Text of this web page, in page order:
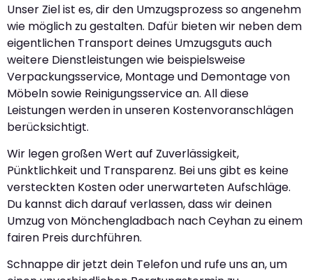
Unser Ziel ist es, dir den Umzugsprozess so angenehm
wie möglich zu gestalten. Dafür bieten wir neben dem
eigentlichen Transport deines Umzugsguts auch
weitere Dienstleistungen wie beispielsweise
Verpackungsservice, Montage und Demontage von
Möbeln sowie Reinigungsservice an. All diese
Leistungen werden in unseren Kostenvoranschlägen
berücksichtigt.
Wir legen großen Wert auf Zuverlässigkeit,
Pünktlichkeit und Transparenz. Bei uns gibt es keine
versteckten Kosten oder unerwarteten Aufschläge.
Du kannst dich darauf verlassen, dass wir deinen
Umzug von Mönchengladbach nach Ceyhan zu einem
fairen Preis durchführen.
Schnappe dir jetzt dein Telefon und rufe uns an, um